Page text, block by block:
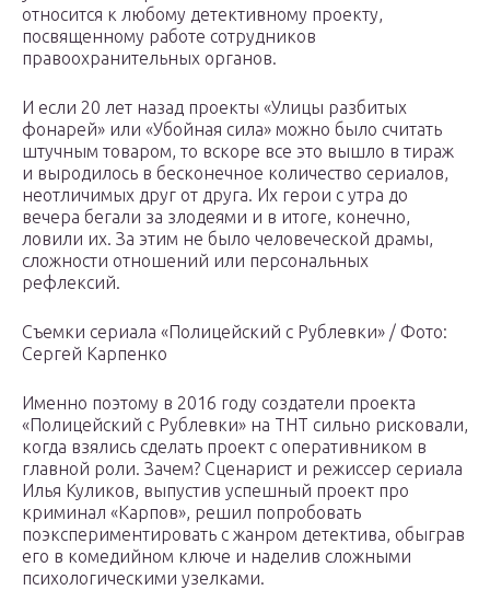
относится к любому детективному проекту,
посвященному работе сотрудников
правоохранительных органов.
И если 20 лет назад проекты «Улицы разбитых
фонарей» или «Убойная сила» можно было считать
штучным товаром, то вскоре все это вышло в тираж
и выродилось в бесконечное количество сериалов,
неотличимых друг от друга. Их герои с утра до
вечера бегали за злодеями и в итоге, конечно,
ловили их. За этим не было человеческой драмы,
сложности отношений или персональных
рефлексий.
Съемки сериала «Полицейский с Рублевки» / Фото:
Сергей Карпенко
Именно поэтому в 2016 году создатели проекта
«Полицейский с Рублевки» на ТНТ сильно рисковали,
когда взялись сделать проект с оперативником в
главной роли. Зачем? Сценарист и режиссер сериала
Илья Куликов, выпустив успешный проект про
криминал «Карпов», решил попробовать
поэкспериментировать с жанром детектива, обыграв
его в комедийном ключе и наделив сложными
психологическими узелками.